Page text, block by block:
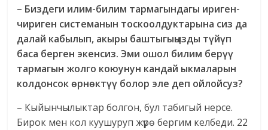
– Биздеги илим-билим тармагындагы ириген-
чириген системанын тоскоолдуктарына сиз да
далай кабылып, акыры баштыгыңызды түйүп
баса берген экенсиз. Эми ошол билим берүү
тармагын жолго коюунун кандай ыкмаларын
колдонсок өрнөктүү болор эле деп ойлойсуз?
– Кыйынчылыктар болгон, бул табигый нерсе.
Бирок мен кол куушуруп жүрө бергим келбеди. 22